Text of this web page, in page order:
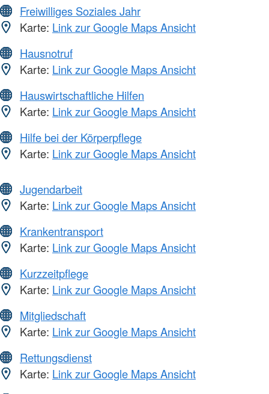
Freiwilliges Soziales Jahr
Karte: Link zur Google Maps Ansicht
Hausnotruf
Karte: Link zur Google Maps Ansicht
Hauswirtschaftliche Hilfen
Karte: Link zur Google Maps Ansicht
Hilfe bei der Körperpflege
Karte: Link zur Google Maps Ansicht
Jugendarbeit
Karte: Link zur Google Maps Ansicht
Krankentransport
Karte: Link zur Google Maps Ansicht
Kurzzeitpflege
Karte: Link zur Google Maps Ansicht
Mitgliedschaft
Karte: Link zur Google Maps Ansicht
Rettungsdienst
Karte: Link zur Google Maps Ansicht